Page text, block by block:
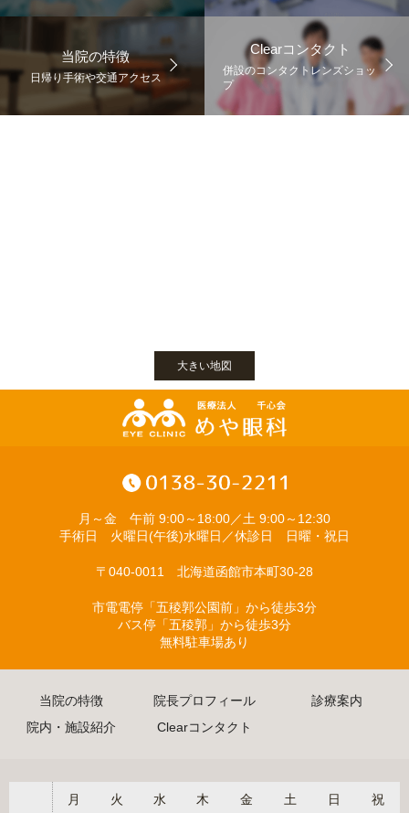
当院の特徴
日帰り手術や交通アクセス
Clearコンタクト
併設のコンタクトレンズショッ
プ
大きい地図
当院の特徴 院長プロフィール
診療案内
院内・施設紹介
Clearコンタクト
月～金 午前 9:00～18:00／土 9:00～12:30
手術日 火曜日(午後)水曜日／休診日 日曜・祝日
〒040-0011 北海道函館市本町30-28
市電電停「五稜郭公園前」から徒歩3分
バス停「五稜郭」から徒歩3分
無料駐車場あり
月 火 水 木 金 土 日 祝